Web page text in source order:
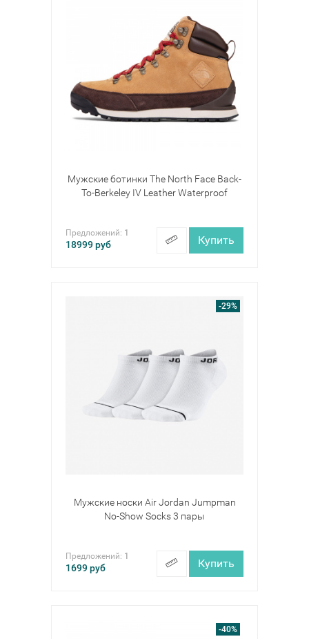
Мужские ботинки The North Face Back-
To-Berkeley IV Leather Waterproof
Предложений: 1
18999руб Купить
-29%
Мужские носки Air Jordan Jumpman
No-Show Socks 3 пары
Предложений: 1
1699руб Купить
-40%